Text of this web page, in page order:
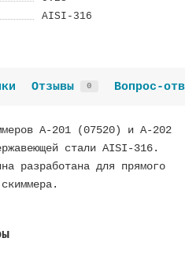
AISI-316
Отзывы 0 Вопрос-
А-201 (07520) и А-202
стали AISI-316.
разработана для прямого